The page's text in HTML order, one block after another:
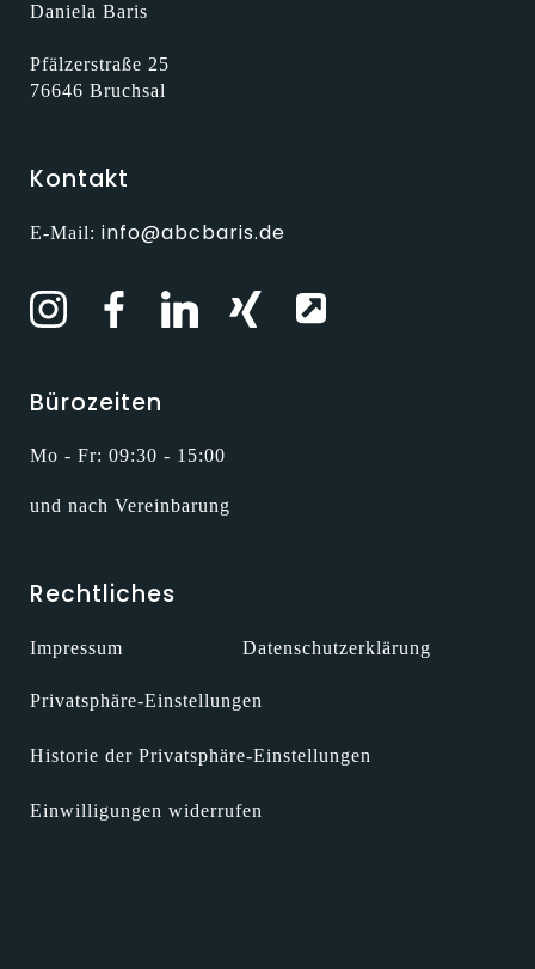
Daniela Baris
Pfälzerstraße 25
76646 Bruchsal
Kontakt
E-Mail: info@abcbaris.de
Bürozeiten
Mo - Fr: 09:30 - 15:00
und nach Vereinbarung
Rechtliches
Impressum Datenschutzerklärung
Privatsphäre-Einstellungen
Historie der Privatsphäre-Einstellungen
Einwilligungen widerrufen